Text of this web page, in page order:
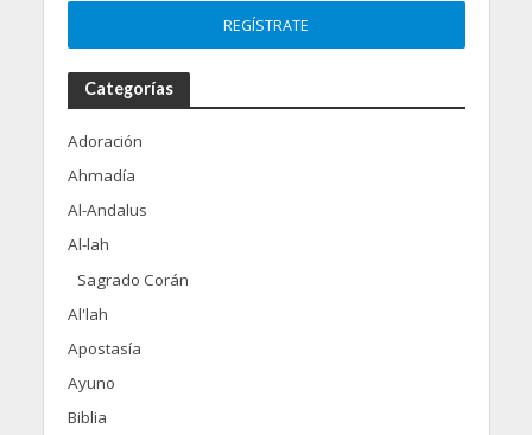
Categorías
Adoración
Ahmadía
Al-Andalus
Al-lah
Sagrado Corán
Al'lah
Apostasía
Ayuno
Biblia